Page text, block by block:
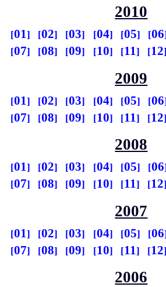
2010
01 02 03 04 05
06
07
08 09 10 11 12
2009
01 02 03 04 05
06
07
08 09 10 11 12
2008
01 02 03 04 05
06
07
08 09 10 11 12
2007
01 02 03 04 05
06
07
08 09 10 11 12
2006